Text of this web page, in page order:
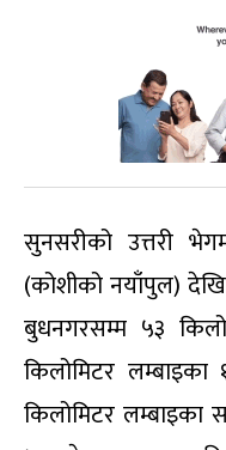
सुनसरीको उत्तरी
(कोशीको नयाँपुल)
बुधनगरसम्म ५३
किलोमिटर
किलोमिटर